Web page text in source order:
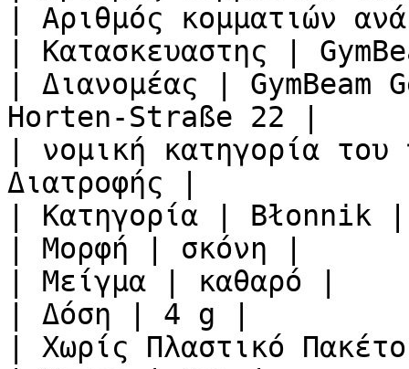
| Αριθμός κομματιών
| Κατασκευαστης |
| Διανομέας | GymBeam
Horten-Straße 22 |
| νομική κατηγορία
Διατροφής |
| Κατηγορία | Błonnik |
| Μορφή | σκόνη |
| Μείγμα | καθαρό |
| Δόση | 4 g |
| Χωρίς Πλαστικό